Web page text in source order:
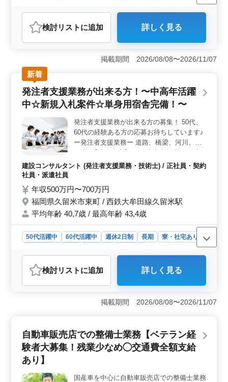
おすすめポイント
＜安定した環境と手厚いサポート＞ 中高年の方に安心
して働いていただける環境を整えています。当社では、
定着率の高さや長期勤務者が多いことが特長です。新規
入札案件により、常に新たなチャレンジができ、やりが
いを感じながら業務に取り組むことができます。また、
単身用宿舎の完備や週休2日制、社会保険の完備など、快
適な労働条件を提供しています。さらに、福利厚生面で
くことができる環境を整えています。 ＜専門スキル
の活かし方＞ 道路、橋梁、河川、ダムなどの発注者支
援業務を通じて、長年培ってきた経験を活かしてくださ
い。工事監督支援業務やCAD操作など、専門知識を活か
した業務に従事できます。当社では、経験豊富な方が若
手に指導やアドバイスを行いながら、共に成長していく
風土があります。また、新しい技術や手法にも積極的に
取り組み、常に最先端の技術を習得し、活用すること
で、より高度な専門性を身につけることができま
す。 ＜キャリアアップの支援＞ 1級土木施工管理技
士資格を必須とするため、スキルアップを目指す方にも
最適です。当社では、資格取得支援制度を設けており、
資格取得に向けた学習支援や試験費用の補助を行ってい
ます。経験豊富な仲間との協力のもと、さらなるステッ
プアップを目指し、キャリアを築いていくことができま
す。
検討リスト に追加 詳しく見る
掲載期間 2026/08/08〜2026/11/07
新着
発注者支援業務が出来る方！〜中高年活躍
中☆新規入札案件☆単身用宿舎完備！〜
発注者支援業務が出来る方の募集！ 50代、
60代の経験ある方の応募お待ちしています♪
ー発注者支援業務ー 道路、橋梁、河川、ダ
監督支援業務) ・工事管理(品質・工程・安
等 ◯備考◯ 資格手当支給・単身赴任宿舎完
備・週休2日制・社会保険完備 1級土木施工
管理技士資格必須になります！ お気軽にご
相談ください！！
建設コンサルタント (発注者支援業務・技術士) / 正社員・契約
社員・派遣社員
年収500万円〜700万円
福岡県久留米市東町 / 西鉄大牟田線久留米駅
平均年齢 40,7歳 / 最高年齢 43,4歳
50代活躍中 60代活躍中 週休2日制 長期
寮・社宅あり
おすすめポイント
＜安定した環境と手厚いサポート＞ 中高年の方に安心
して働いていただける環境を整えています。当社では、
定着率の高さや長期勤務者が多いことが特長です。新規
単身用宿舎の完備や週休2日制、社会保険の完備など、快
適な労働条件を提供しています。さらに、福利厚生面で
も充実したサポートをご用意しており、安心して長く働
くことができる環境を整えています。 ＜専門スキル
の活かし方＞ 道路、橋梁、河川、ダムなどの発注者支
検討リスト に追加 詳しく見る
掲載期間 2026/08/08〜2026/11/07
自動車販売店での整備士業務【ベテラン経
験者大募集！残業少なめ◯交通費全額支給
あり】
国産車を中心に自動車販売店での整備士業務